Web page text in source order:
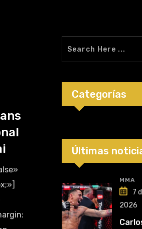
Categorías
Últimas
MMA
7
2026